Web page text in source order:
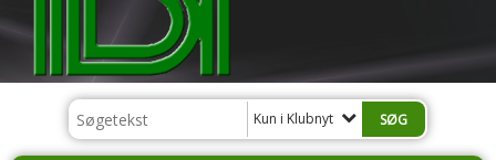
Kun i Klubnyt